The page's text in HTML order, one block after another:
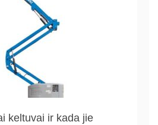
keltuvai ir kada jie